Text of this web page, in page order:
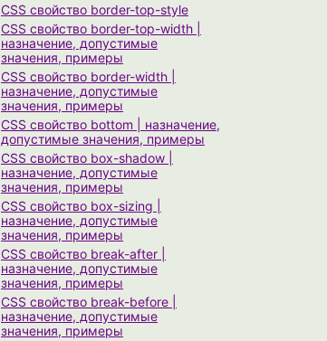
CSS свойство border-top-style
CSS свойство border-top-width |
назначение, допустимые
значения, примеры
CSS свойство border-width |
назначение, допустимые
значения, примеры
CSS свойство bottom | назначение,
допустимые значения, примеры
CSS свойство box-shadow |
назначение, допустимые
значения, примеры
CSS свойство box-sizing |
назначение, допустимые
значения, примеры
CSS свойство break-after |
назначение, допустимые
значения, примеры
CSS свойство break-before |
назначение, допустимые
значения, примеры